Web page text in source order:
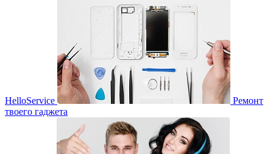
HelloService
Ремонт
твоего гаджета